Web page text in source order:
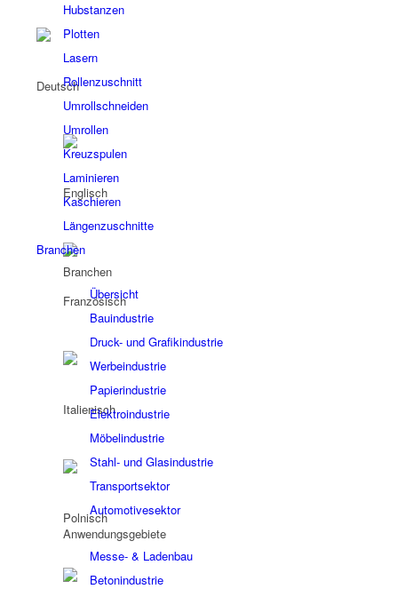
Hubstanzen
Plotten
Lasern
Rollenzuschnitt
Umrollschneiden
Umrollen
Kreuzspulen
Laminieren
Kaschieren
Längenzuschnitte
Branchen
Branchen
Übersicht
Bauindustrie
Druck- und Grafikindustrie
Werbeindustrie
Papierindustrie
Elektroindustrie
Möbelindustrie
Stahl- und Glasindustrie
Transportsektor
Automotivesektor
Anwendungsgebiete
Messe- & Ladenbau
Betonindustrie